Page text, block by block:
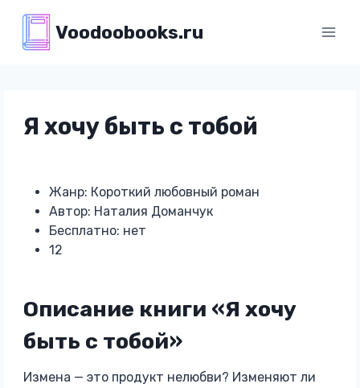
содержимому
Voodoobooks.ru
Я хочу быть с тобой
Жанр: Короткий любовный роман
Автор: Наталия Доманчук
Бесплатно: нет
12
Описание книги «Я хочу
быть с тобой»
Измена — это продукт нелюбви? Изменяют ли